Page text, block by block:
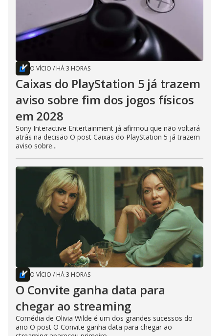
O VÍCIO / HÁ 3 HORAS
Caixas do PlayStation 5 já trazem
aviso sobre fim dos jogos físicos
em 2028
Sony Interactive Entertainment já afirmou que não voltará
atrás na decisão O post Caixas do PlayStation 5 já trazem
aviso sobre...
O VÍCIO / HÁ 3 HORAS
O Convite ganha data para
chegar ao streaming
Comédia de Olivia Wilde é um dos grandes sucessos do
ano O post O Convite ganha data para chegar ao